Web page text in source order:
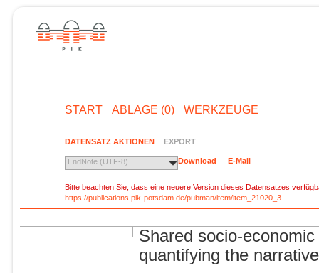
START ABLAGE (0) WERKZEUGE
DATENSATZ AKTIONEN EXPORT
EndNote (UTF-8) Download E-Mail
Bitte beachten Sie, dass eine neuere Version dieses Datensatzes
https://publications.pik-potsdam.de/pubman/item/item_21020_3
Shared socio-
quantifying the